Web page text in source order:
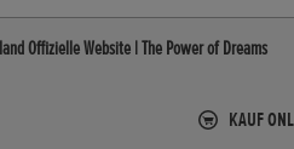
Offizielle Website | The Power of Dreams
KAUF